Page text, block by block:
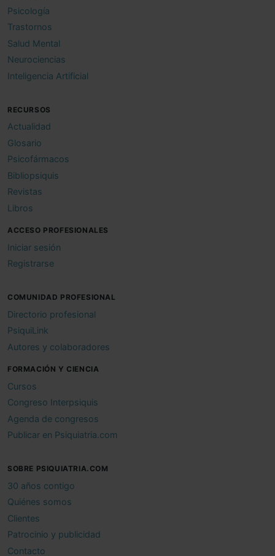
Psicología
Trastornos
Salud Mental
Neurociencias
Inteligencia Artificial
RECURSOS
Actualidad
Glosario
Psicofármacos
Bibliopsiquis
Revistas
Libros
ACCESO PROFESIONALES
Iniciar sesión
Registrarse
COMUNIDAD PROFESIONAL
Directorio profesional
PsiquiLink
Autores y colaboradores
FORMACIÓN Y CIENCIA
Cursos
Congreso Interpsiquis
Agenda de congresos
Publicar en Psiquiatria.com
SOBRE PSIQUIATRIA.COM
30 años contigo
Quiénes somos
Clientes
Patrocinio y publicidad
Contacto